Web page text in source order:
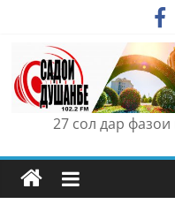
content
27 сол дар